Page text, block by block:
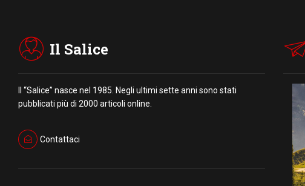
Il Salice
Il “Salice” nasce nel 1985. Negli ultimi sette anni sono stati
pubblicati più di 2000 articoli online.
Contattaci